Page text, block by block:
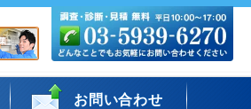
お問い合わせ